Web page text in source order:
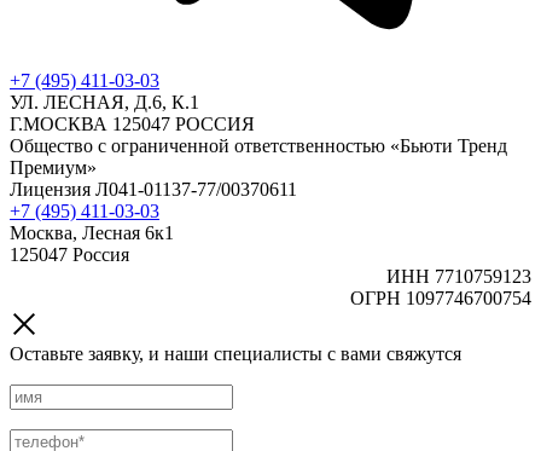
+7 (495) 411-03-03
УЛ. ЛЕСНАЯ, Д.6, К.1
Г.МОСКВА 125047 РОССИЯ
Общество с ограниченной ответственностью «Бьюти Тренд
Премиум»
Лицензия Л041-01137-77/00370611
+7 (495) 411-03-03
Москва, Лесная 6к1
125047 Россия
ИНН 7710759123
ОГРН 1097746700754
Оставьте заявку, и наши специалисты с вами свяжутся